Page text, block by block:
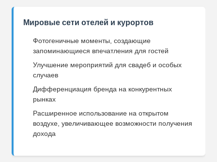
Мировые сети отелей и курортов
Фотогеничные моменты, создающие
запоминающиеся впечатления для гостей
Улучшение мероприятий для свадеб и особых
случаев
Дифференциация бренда на конкурентных
рынках
Расширенное использование на открытом
воздухе, увеличивающее возможности получения
дохода